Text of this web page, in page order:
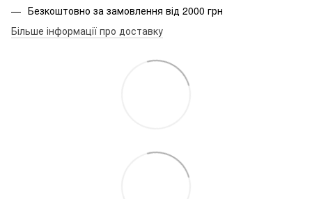
Безкоштовно за замовлення від 2000 грн
Більше інформації про доставку